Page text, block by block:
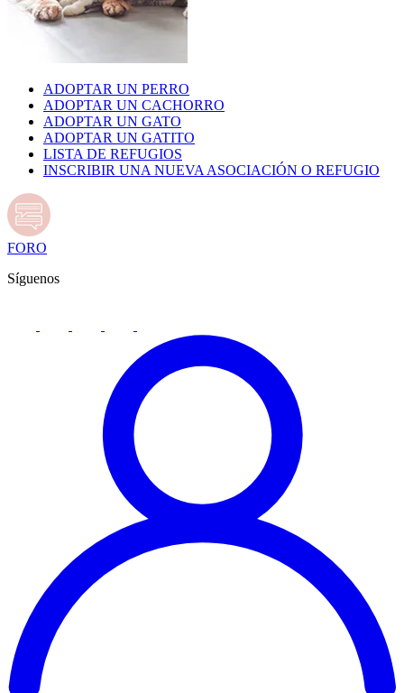
ADOPTAR UN PERRO
ADOPTAR UN CACHORRO
ADOPTAR UN GATO
ADOPTAR UN GATITO
LISTA DE REFUGIOS
INSCRIBIR UNA NUEVA ASOCIACIÓN O REFUGIO
FORO
Síguenos